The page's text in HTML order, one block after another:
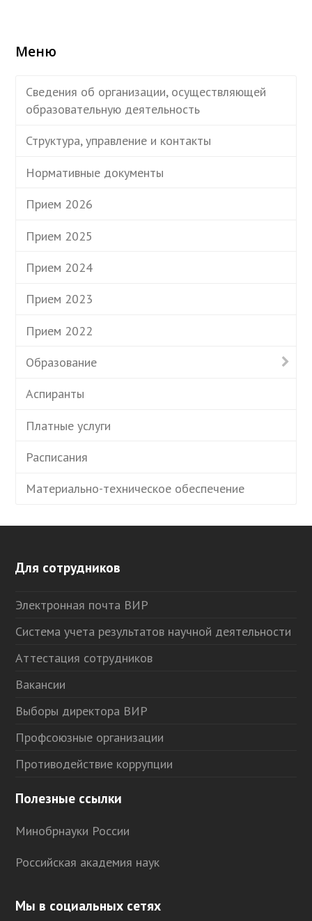
Меню
Сведения об организации, осуществляющей
образовательную деятельность
Структура, управление и контакты
Нормативные документы
Прием 2026
Прием 2025
Прием 2024
Прием 2023
Прием 2022
Образование
Аспиранты
Платные услуги
Расписания
Материально-техническое обеспечение
Для сотрудников
Электронная почта ВИР
Система учета результатов научной деятельности
Аттестация сотрудников
Вакансии
Выборы директора ВИР
Профсоюзные организации
Противодействие коррупции
Полезные ссылки
Минобрнауки России
Российская академия наук
Мы в социальных сетях